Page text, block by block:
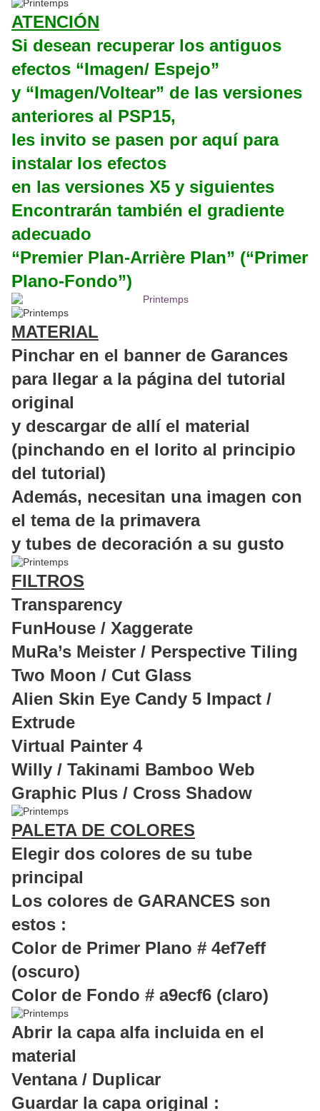
ATENCIÓN
Si desean recuperar los antiguos
efectos “Imagen/ Espejo”
y “Imagen/Voltear” de las versiones
anteriores al PSP15,
les invito se pasen por aquí para
instalar los efectos
en las versiones X5 y siguientes
Encontrarán también el gradiente
adecuado
“Premier Plan-Arrière Plan” (“Primer
Plano-Fondo”)
MATERIAL
Pinchar en el banner de Garances
para llegar a la página del tutorial
original
y descargar de allí el material
(pinchando en el lorito al principio
del tutorial)
Además, necesitan una imagen con
el tema de la primavera
y tubes de decoración a su gusto
FILTROS
Transparency
FunHouse / Xaggerate
MuRa’s Meister / Perspective Tiling
Two Moon / Cut Glass
Alien Skin Eye Candy 5 Impact /
Extrude
Virtual Painter 4
Willy / Takinami Bamboo Web
Graphic Plus / Cross Shadow
PALETA DE COLORES
Elegir dos colores de su tube
principal
Los colores de GARANCES son
estos :
Color de Primer Plano # 4ef7eff
(oscuro)
Color de Fondo # a9ecf6 (claro)
Abrir la capa alfa incluida en el
material
Ventana / Duplicar
Guardar la capa original :